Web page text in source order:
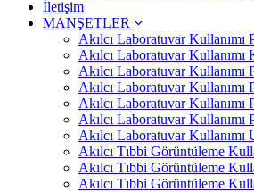
İletişim
MANŞETLER
Akılcı Laboratuvar Kullanımı
Akılcı Laboratuvar Kullanımı
Akılcı Laboratuvar
Akılcı Laboratuvar Kullanımı
Akılcı Laboratuvar
Akılcı Laboratuvar
Akılcı Laboratuvar Kullanımı
Akılcı Tıbbi Görüntüleme
Akılcı Tıbbi Görüntüleme
Akılcı Tıbbi Görüntüleme